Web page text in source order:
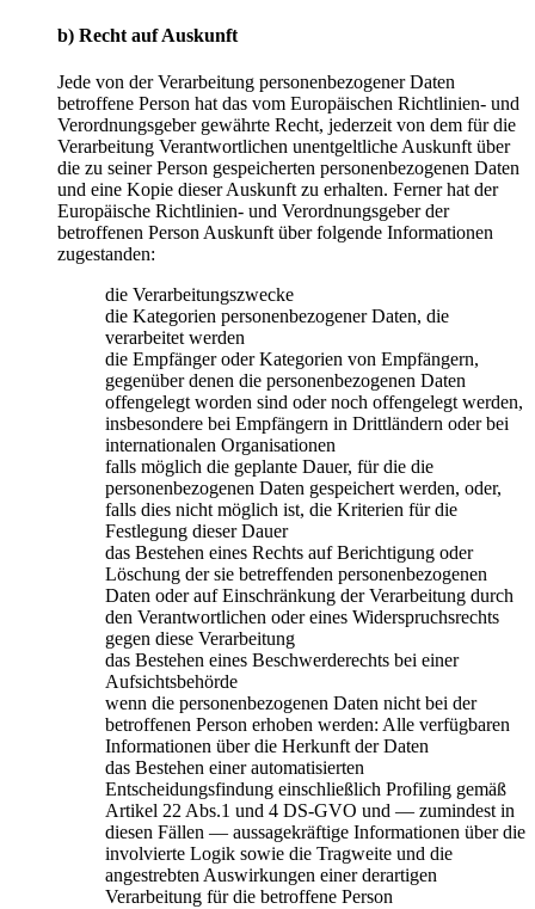
b) Recht auf Auskunft
Jede von der Verarbeitung personenbezogener Daten
betroffene Person hat das vom Europäischen Richtlinien- und
Verordnungsgeber gewährte Recht, jederzeit von dem für die
Verarbeitung Verantwortlichen unentgeltliche Auskunft über
die zu seiner Person gespeicherten personenbezogenen Daten
und eine Kopie dieser Auskunft zu erhalten. Ferner hat der
Europäische Richtlinien- und Verordnungsgeber der
betroffenen Person Auskunft über folgende Informationen
zugestanden:
die Verarbeitungszwecke
die Kategorien personenbezogener Daten, die
verarbeitet werden
die Empfänger oder Kategorien von Empfängern,
gegenüber denen die personenbezogenen Daten
offengelegt worden sind oder noch offengelegt werden,
insbesondere bei Empfängern in Drittländern oder bei
internationalen Organisationen
falls möglich die geplante Dauer, für die die
personenbezogenen Daten gespeichert werden, oder,
falls dies nicht möglich ist, die Kriterien für die
Festlegung dieser Dauer
das Bestehen eines Rechts auf Berichtigung oder
Löschung der sie betreffenden personenbezogenen
Daten oder auf Einschränkung der Verarbeitung durch
den Verantwortlichen oder eines Widerspruchsrechts
gegen diese Verarbeitung
das Bestehen eines Beschwerderechts bei einer
Aufsichtsbehörde
wenn die personenbezogenen Daten nicht bei der
betroffenen Person erhoben werden: Alle verfügbaren
Informationen über die Herkunft der Daten
das Bestehen einer automatisierten
Entscheidungsfindung einschließlich Profiling gemäß
Artikel 22 Abs.1 und 4 DS-GVO und — zumindest in
diesen Fällen — aussagekräftige Informationen über die
involvierte Logik sowie die Tragweite und die
angestrebten Auswirkungen einer derartigen
Verarbeitung für die betroffene Person